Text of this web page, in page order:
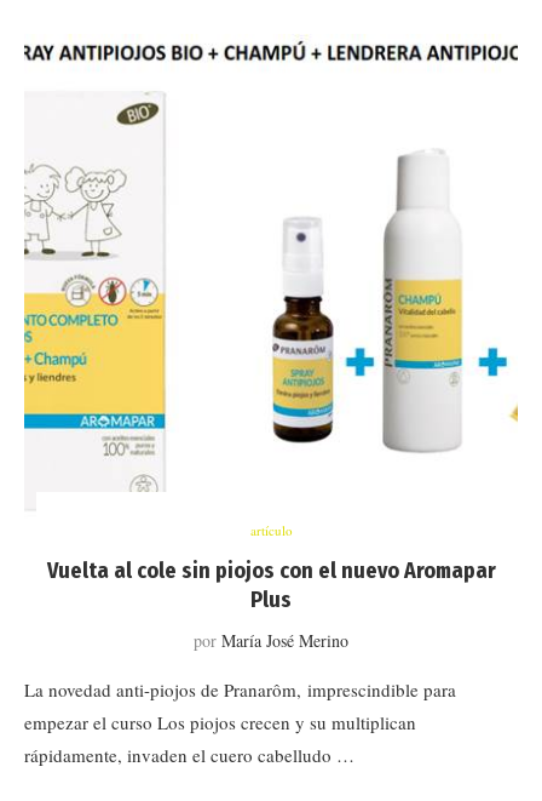
artículo
Vuelta al cole sin piojos con el nuevo Aromapar
Plus
por María José Merino
La novedad anti-piojos de Pranarôm, imprescindible para
empezar el curso Los piojos crecen y su multiplican
rápidamente, invaden el cuero cabelludo …